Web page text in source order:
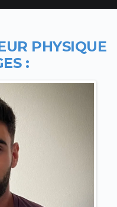
PHYSIQUE
: